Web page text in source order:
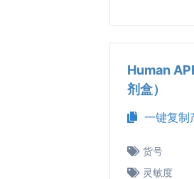
Human
剂盒）
一键复制
货号
灵敏度